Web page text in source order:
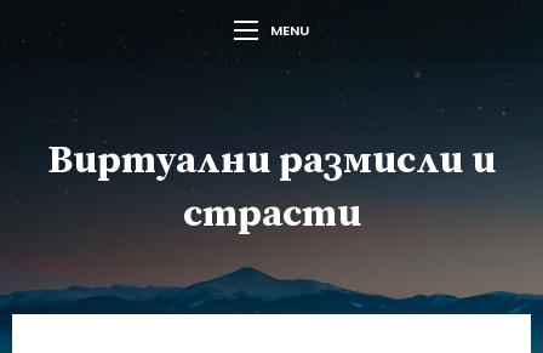
MENU
Виртуални размисли и
страсти